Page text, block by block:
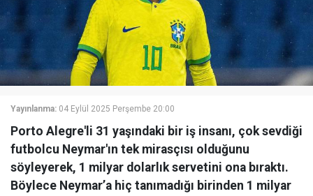
Yayınlanma: 04 Eylül 2025 Perşembe 20:00
Porto Alegre'li 31 yaşındaki bir iş insanı, çok sevdiği
futbolcu Neymar'ın tek mirasçısı olduğunu
söyleyerek, 1 milyar dolarlık servetini ona bıraktı.
Böylece Neymar’a hiç tanımadığı birinden 1 milyar